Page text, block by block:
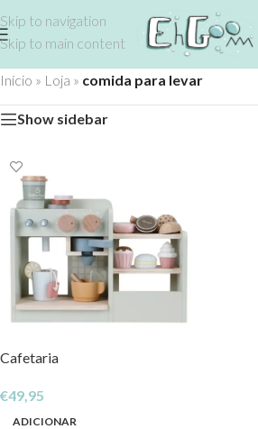
Skip to navigation
Skip to main content
Início » Loja » comida para levar
Show sidebar
Cafetaria
€49,95
ADICIONAR